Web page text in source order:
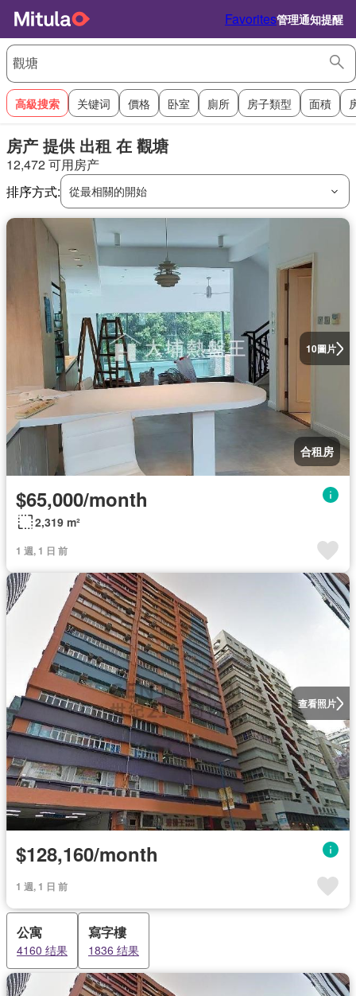
Favorites管理通知提醒
高級搜索 关键词 價格 卧室 廁所 房子類型 面積
房产 提供 出租 在 觀塘
12,472 可用房产
排序方式: 從最相關的開始
10圖片
合租房
$65,000/month
2,319 m²
1 週, 1 日 前
查看照片
$128,160/month
1 週, 1 日 前
公寓
4160 结果
寫字樓
1836 结果